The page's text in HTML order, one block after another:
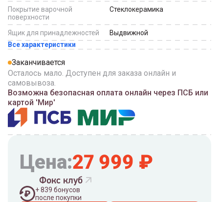
Покрытие варочной
поверхности
Стеклокерамика
Ящик для принадлежностей
Выдвижной
Все характеристики
Заканчивается
Осталось мало. Доступен для заказа онлайн и
самовывоза.
Возможна безопасная оплата онлайн через ПСБ или
картой 'Мир'
Цена:27 999 ₽
Фокс клуб
+839 бонусов
после покупки